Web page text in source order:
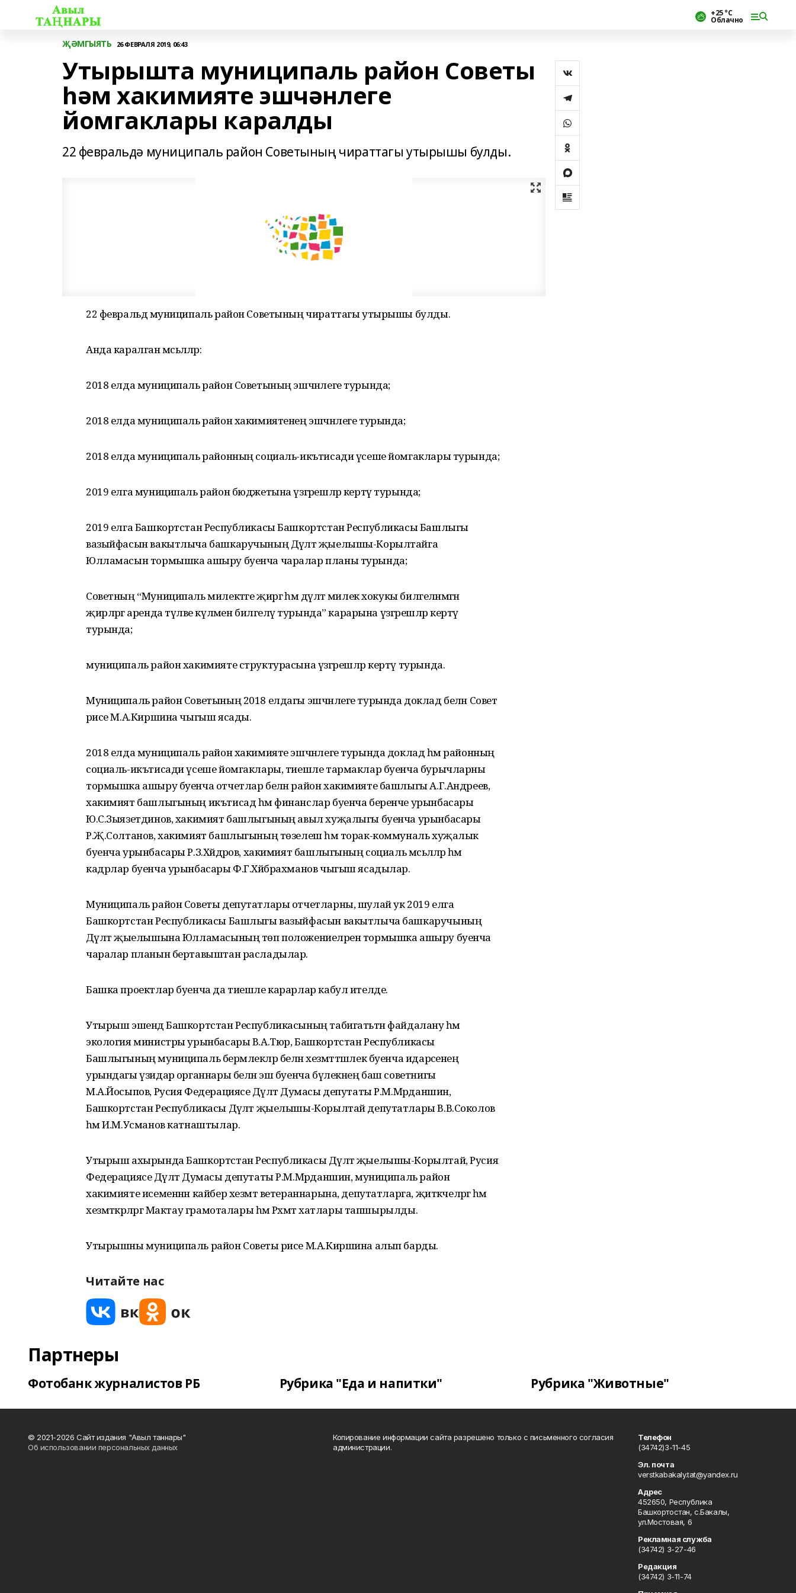
+25 °С
Облачно
ҖӘМГЫЯТЬ 26 ФЕВРАЛЯ 2019, 06:43
Утырышта муниципаль район Советы
һәм хакимияте эшчәнлеге
йомгаклары каралды
22 февральдә муниципаль район Советының чираттагы утырышы булды.
22 февральдә муниципаль район Советының чираттагы утырышы булды.
Анда каралган мәсьәләләр:
2018 елда муниципаль район Советының эшчәнлеге турында;
2018 елда муниципаль район хакимиятенең эшчәнлеге турында;
2018 елда муниципаль районның социаль-икътисади үсеше йомгаклары турында;
2019 елга муниципаль район бюджетына үзгәрешләр кертү турында;
2019 елга Башкортстан Республикасы Башкортстан Республикасы Башлыгы
вазыйфасын вакытлыча башкаручының Дәүләт җыелышы-Корылтайга
Юлламасын тормышка ашыру буенча чаралар планы турында;
Советның “Муниципаль милектәге җиргә һәм дәүләт милек хокукы билгеләнмәгән
җирләргә аренда түләве күләмен билгеләү турында” карарына үзгәрешләр кертү
турында;
муниципаль район хакимияте структурасына үзгәрешләр кертү турында.
Муниципаль район Советының 2018 елдагы эшчәнлеге турында доклад белән Совет
рәисе М.А.Киршина чыгыш ясады.
2018 елда муниципаль район хакимияте эшчәнлеге турында доклад һәм районның
социаль-икътисади үсеше йомгаклары, тиешле тармаклар буенча бурычларны
тормышка ашыру буенча отчетлар белән район хакимияте башлыгы А.Г.Андреев,
хакимият башлыгының икътисад һәм финанслар буенча беренче урынбасары
Ю.С.Зыязетдинов, хакимият башлыгының авыл хуҗалыгы буенча урынбасары
Р.Җ.Солтанов, хакимият башлыгының төзелеш һәм торак-коммуналь хуҗалык
буенча урынбасары Р.З.Хәйдәров, хакимият башлыгының социаль мәсьәләләр һәм
кадрлар буенча урынбасары Ф.Г.Хәйбрахманов чыгыш ясадылар.
Муниципаль район Советы депутатлары отчетларны, шулай ук 2019 елга
Башкортстан Республикасы Башлыгы вазыйфасын вакытлыча башкаручының
Дәүләт җыелышына Юлламасының төп положениеләрен тормышка ашыру буенча
чаралар планын бертавыштан расладылар.
Башка проектлар буенча да тиешле карарлар кабул ителде.
Утырыш эшендә Башкортстан Республикасының табигатьтән файдалану һәм
экология министры урынбасары В.А.Тюр, Башкортстан Республикасы
Башлыгының муниципаль берәмлекләр белән хезмәттәшлек буенча идарәсенең
урындагы үзидарә органнары белән эш буенча бүлекнең баш советнигы
М.А.Йосыпов, Русия Федерациясе Дәүләт Думасы депутаты Р.М.Мәрданшин,
Башкортстан Республикасы Дәүләт җыелышы-Корылтай депутатлары В.В.Соколов
һәм И.М.Усманов катнаштылар.
Утырыш ахырында Башкортстан Республикасы Дәүләт җыелышы-Корылтай, Русия
Федерациясе Дәүләт Думасы депутаты Р.М.Мәрданшин, муниципаль район
хакимияте исеменнән кайбер хезмәт ветераннарына, депутатларга, җитәкчеләргә һәм
хезмәткәрләргә Мактау грамоталары һәм Рәхмәт хатлары тапшырылды.
Утырышны муниципаль район Советы рәисе М.А.Киршина алып барды.
Читайте нас
Партнеры
Фотобанк журналистов РБ Рубрика "Еда и напитки" Рубрика "Животные"
© 2021-2026 Сайт издания "Авыл таннары"
Об использовании персональных данных
Копирование информации сайта разрешено только с письменного согласия
администрации.
Телефон
(34742)3-11-45
Эл. почта
verstkabakaly.tat@yandex.ru
Адрес
452650, Республика
Башкортостан, с.Бакалы,
ул.Мостовая, 6
Рекламная служба
(34742) 3-27-46
Редакция
(34742) 3-11-74